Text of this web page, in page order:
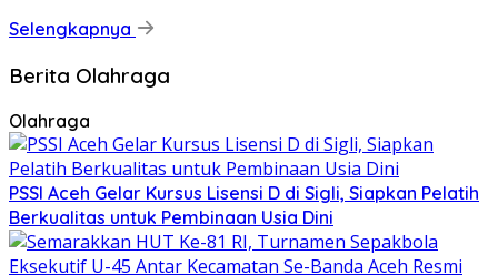
Selengkapnya
Berita Olahraga
Olahraga
PSSI Aceh Gelar Kursus Lisensi D di Sigli, Siapkan Pelatih
Berkualitas untuk Pembinaan Usia Dini